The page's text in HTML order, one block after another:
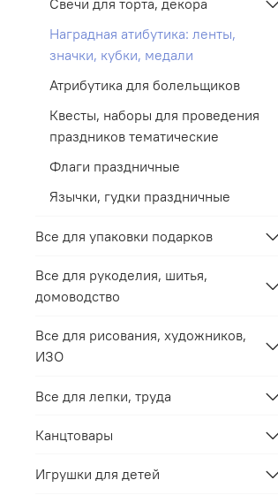
Свечи для торта, декора
Наградная атибутика: ленты,
значки, кубки, медали
Атрибутика для болельщиков
Квесты, наборы для проведения
праздников тематические
Флаги праздничные
Язычки, гудки праздничные
Все для упаковки подарков
Все для рукоделия, шитья,
домоводство
Все для рисования, художников,
ИЗО
Все для лепки, труда
Канцтовары
Игрушки для детей